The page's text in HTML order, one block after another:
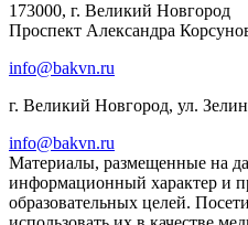
173000, г. Великий Новгород
Проспект Александра
info@bakvn.ru
г. Великий Новгород, ул.
info@bakvn.ru
Материалы, размещенные на
информационный характер и
образовательных целей.